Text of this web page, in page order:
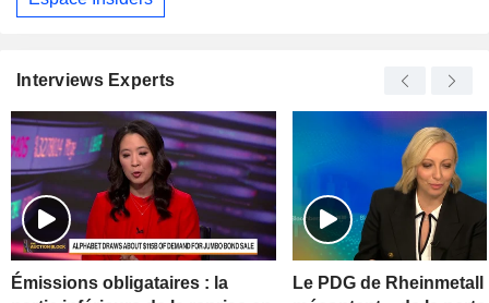
Interviews Experts
Émissions obligataires : la
Le PDG de